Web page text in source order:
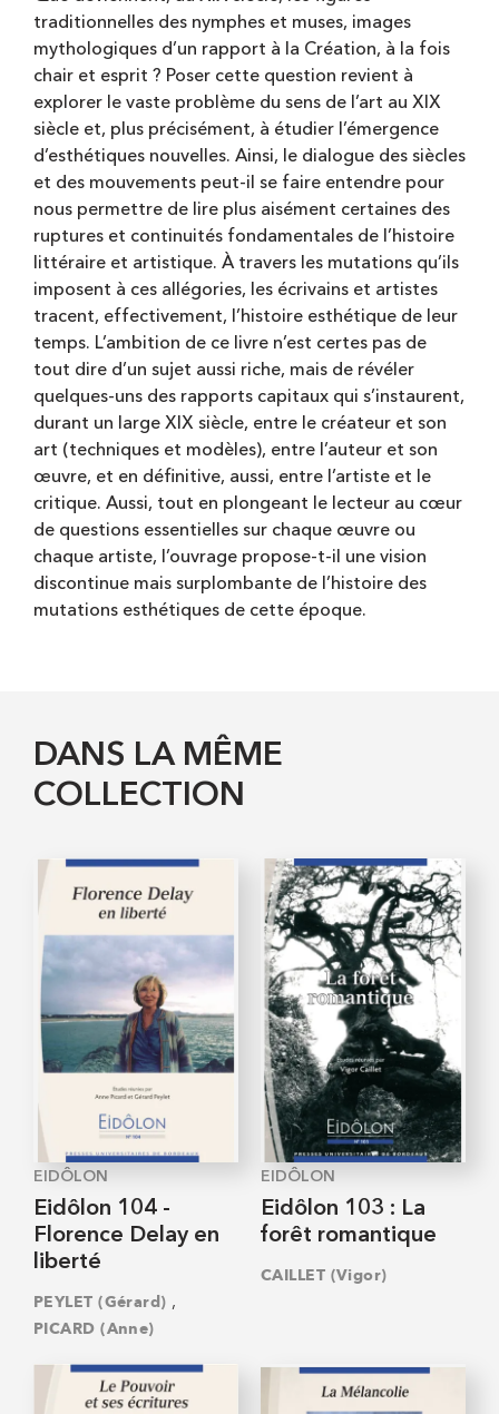
traditionnelles des nymphes et muses, images
mythologiques d’un rapport à la Création, à la fois
chair et esprit ? Poser cette question revient à
explorer le vaste problème du sens de l’art au XIX
siècle et, plus précisément, à étudier l’émergence
d’esthétiques nouvelles. Ainsi, le dialogue des siècles
et des mouvements peut-il se faire entendre pour
nous permettre de lire plus aisément certaines des
ruptures et continuités fondamentales de l’histoire
littéraire et artistique. À travers les mutations qu’ils
imposent à ces allégories, les écrivains et artistes
tracent, effectivement, l’histoire esthétique de leur
temps. L’ambition de ce livre n’est certes pas de
tout dire d’un sujet aussi riche, mais de révéler
quelques-uns des rapports capitaux qui s’instaurent,
durant un large XIX siècle, entre le créateur et son
art (techniques et modèles), entre l’auteur et son
œuvre, et en définitive, aussi, entre l’artiste et le
critique. Aussi, tout en plongeant le lecteur au cœur
de questions essentielles sur chaque œuvre ou
chaque artiste, l’ouvrage propose-t-il une vision
discontinue mais surplombante de l’histoire des
mutations esthétiques de cette époque.
DANS LA MÊME
COLLECTION
EIDÔLON
Eidôlon 104 -
Florence Delay en
liberté
PEYLET (Gérard) ,
PICARD (Anne)
EIDÔLON
Eidôlon 103 : La
forêt romantique
CAILLET (Vigor)